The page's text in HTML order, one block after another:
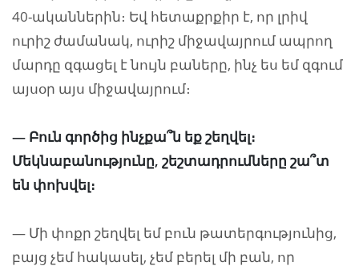
40-ականներին։ Եվ հետաքրքիր է, որ լրիվ
ուրիշ ժամանակ, ուրիշ միջավայրում ապրող
մարդը զգացել է նույն բաները, ինչ ես եմ զգում
այսօր այս միջավայրում։
— Բուն գործից ինչքա՞ն եք շեղվել։
Մեկնաբանությունը, շեշտադրումները շա՞տ
են փոխվել։
— Մի փոքր շեղվել եմ բուն թատերգությունից,
բայց չեմ հակասել, չեմ բերել մի բան, որ